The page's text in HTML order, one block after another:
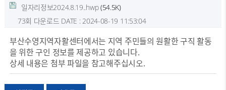
일자리정보2024.8.19..hwp(54.5K)
73회 다운로드 DATE : 2024-08-19 11:53:04
부산수영지역자활센터에서는 지역 주민들의 원활한 구직 활동
을 위한 구인 정보를 제공하고 있습니다.
상세 내용은 첨부 파일을 참고해주십시오.